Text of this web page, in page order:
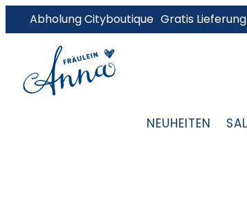
Abholung Cityboutique Gratis
NEUHEITEN